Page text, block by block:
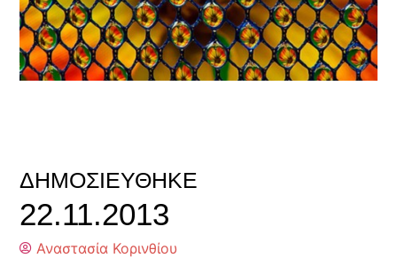
ΔΗΜΟΣΙΕΎΘΗΚΕ
22.11.2013
Αναστασία Κορινθίου